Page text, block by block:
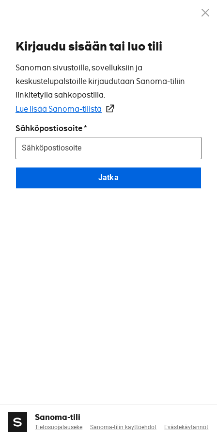
Kirjaudu sisään tai luo tili
Sanoman sivustoille, sovelluksiin ja
keskustelupalstoille kirjaudutaan Sanoma-tiliin
linkitetyllä sähköpostilla.
Lue lisää Sanoma-tilistä
Sähköpostiosoite
Jatka
Sanoma-tili
Tietosuojalauseke Sanoma-tilin käyttöehdot Evästekäytännöt